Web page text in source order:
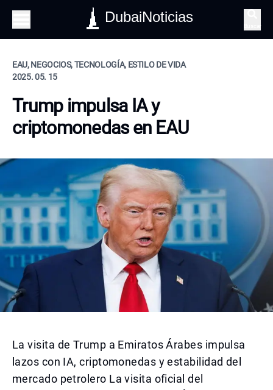
DubaiNoticias
EAU, NEGOCIOS, TECNOLOGÍA, ESTILO DE VIDA
2025. 05. 15
Trump impulsa IA y
criptomonedas en EAU
La visita de Trump a Emiratos Árabes impulsa
lazos con IA, criptomonedas y estabilidad del
mercado petrolero La visita oficial del